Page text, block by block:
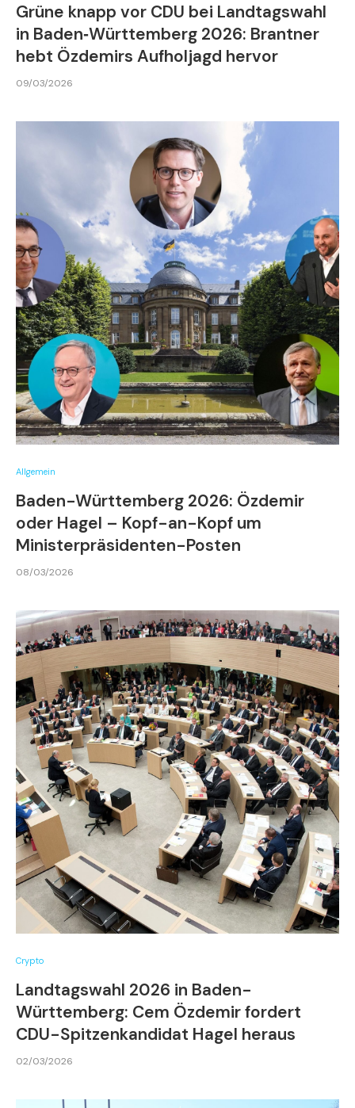
Grüne knapp vor CDU bei Landtagswahl
in Baden‑Württemberg 2026: Brantner
hebt Özdemirs Aufholjagd hervor
09/03/2026
Allgemein
Baden-Württemberg 2026: Özdemir
oder Hagel – Kopf-an-Kopf um
Ministerpräsidenten-Posten
08/03/2026
Crypto
Landtagswahl 2026 in Baden-
Württemberg: Cem Özdemir fordert
CDU-Spitzenkandidat Hagel heraus
02/03/2026